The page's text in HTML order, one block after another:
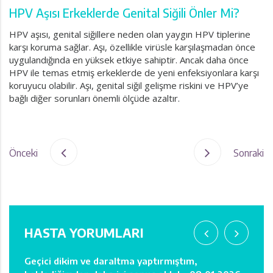
HPV Aşısı Erkeklerde Genital Siğili Önler Mi?
HPV aşısı, genital siğillere neden olan yaygın HPV tiplerine
karşı koruma sağlar. Aşı, özellikle virüsle karşılaşmadan önce
uygulandığında en yüksek etkiye sahiptir. Ancak daha önce
HPV ile temas etmiş erkeklerde de yeni enfeksiyonlara karşı
koruyucu olabilir. Aşı, genital siğil gelişme riskini ve HPV’ye
bağlı diğer sorunları önemli ölçüde azaltır.
Önceki Sonraki
HASTA YORUMLARI
Geçici dikim ve daraltma yaptırmıştım,